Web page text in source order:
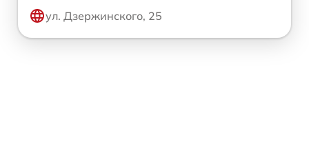
ул. Дзержинского, 25